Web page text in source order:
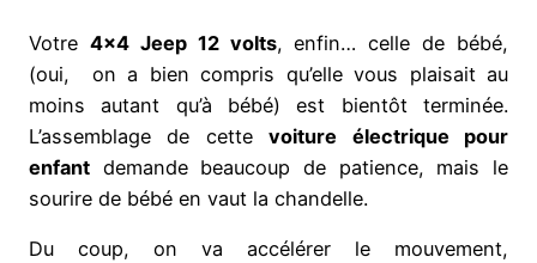
Votre 4×4 Jeep 12 volts, enfin… celle de bébé,
(oui, on a bien compris qu’elle vous plaisait au
moins autant qu’à bébé) est bientôt terminée.
L’assemblage de cettevoiture électrique pour
enfant demande beaucoup de patience, mais le
sourire de bébé en vaut la chandelle.
Du coup, on va accélérer le mouvement,